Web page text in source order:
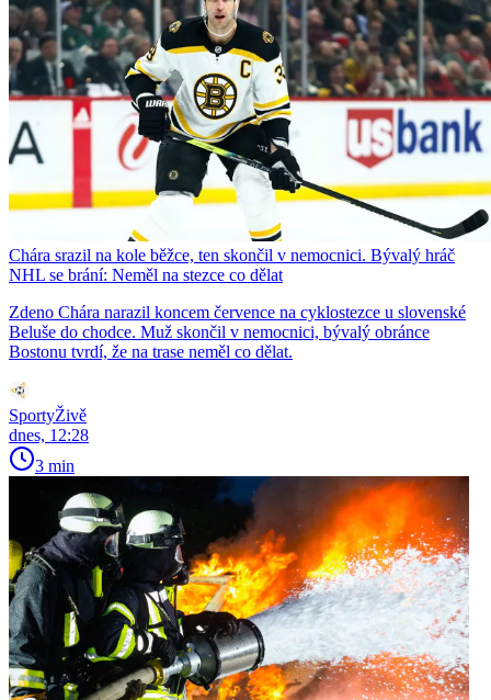
Chára srazil na kole běžce, ten skončil v nemocnici. Bývalý hráč
NHL se brání: Neměl na stezce co dělat
Zdeno Chára narazil koncem července na cyklostezce u slovenské
Beluše do chodce. Muž skončil v nemocnici, bývalý obránce
Bostonu tvrdí, že na trase neměl co dělat.
SportyŽivě
dnes, 12:28
3 min